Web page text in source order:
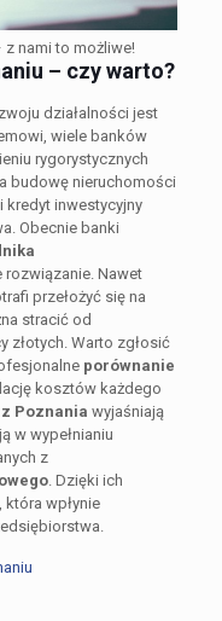
z nami to możliwe!
– czy warto?
działalności jest
wiele banków
rygorystycznych
budowę nieruchomości
kredyt inwestycyjny
Obecnie banki
Nawet
przełożyć się na
stracić od
złotych. Warto zgłosić
porównanie
kosztów każdego
Poznania wyjaśniają
w wypełnianiu
z
. Dzięki ich
wpłynie